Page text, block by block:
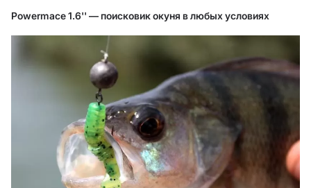
Powermace 1.6'' — поисковик окуня в любых условиях